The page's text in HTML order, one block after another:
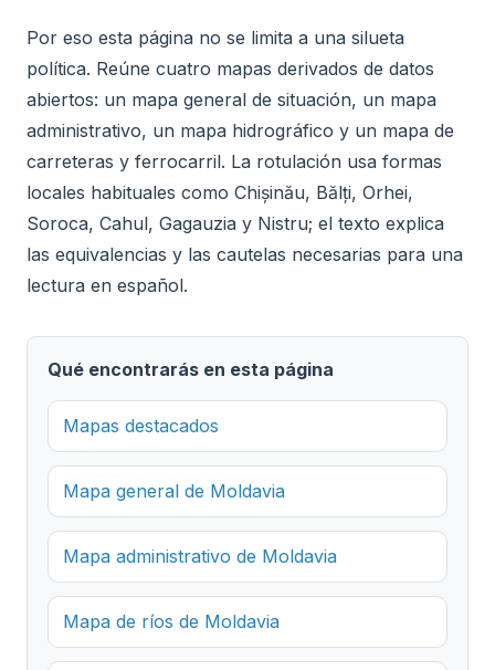
Por eso esta página no se limita a una silueta
política. Reúne cuatro mapas derivados de datos
abiertos: un mapa general de situación, un mapa
administrativo, un mapa hidrográfico y un mapa de
carreteras y ferrocarril. La rotulación usa formas
locales habituales como Chișinău, Bălți, Orhei,
Soroca, Cahul, Gagauzia y Nistru; el texto explica
las equivalencias y las cautelas necesarias para una
lectura en español.
Qué encontrarás en esta página
Mapas destacados
Mapa general de Moldavia
Mapa administrativo de Moldavia
Mapa de ríos de Moldavia